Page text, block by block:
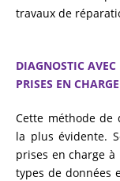
travaux de
DIAGNOSTIC AVEC
PRISES EN CHARGE
Cette méthode de
la plus évidente.
prises en charge
types de données